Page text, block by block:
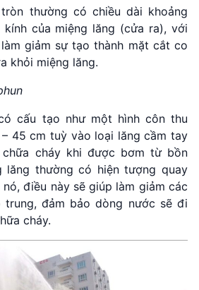
thường có chiều dài khoảng
của miệng lăng (cửa ra), với
giảm sự tạo thành mặt cắt co
khỏi miệng lăng.
cấu tạo như một hình côn thu
45 cm tuỳ vào loại lăng cầm tay
chữa cháy khi được bơm từ bồn
lăng thường có hiện tượng quay
điều này sẽ giúp làm giảm các
đảm bảo dòng nước sẽ đi
cháy.